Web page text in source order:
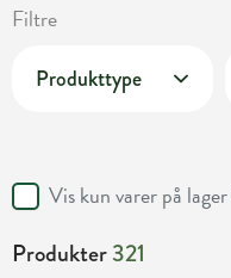
Filtre
Produkttype
Vis kun varer på
Produkter321